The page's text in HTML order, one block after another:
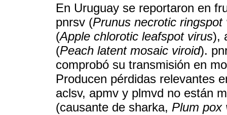
En Uruguay se reportaron en
pnrsv (Prunus necrotic ringspot
(Apple chlorotic leafspot virus),
(Peach latent mosaic viroid).
comprobó su transmisión en
Producen pérdidas relevantes
aclsv, apmv y plmvd no están
(causante de sharka, Plum pox